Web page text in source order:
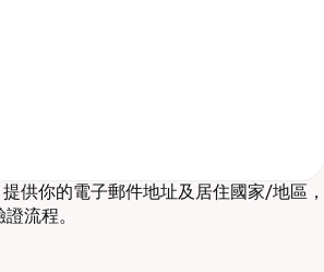
供你的電子郵件地址及居住國家/地區，
流程。